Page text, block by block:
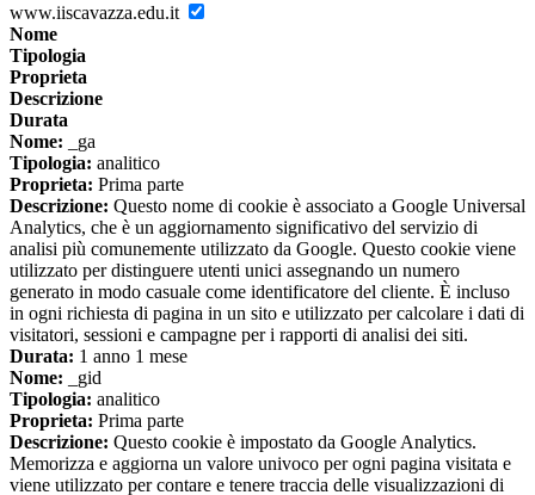
www.iiscavazza.edu.it
Nome
Tipologia
Proprieta
Descrizione
Durata
Nome: _ga
Tipologia: analitico
Proprieta: Prima parte
Descrizione: Questo nome di cookie è associato a Google Universal
Analytics, che è un aggiornamento significativo del servizio di
analisi più comunemente utilizzato da Google. Questo cookie viene
utilizzato per distinguere utenti unici assegnando un numero
generato in modo casuale come identificatore del cliente. È incluso
in ogni richiesta di pagina in un sito e utilizzato per calcolare i dati di
visitatori, sessioni e campagne per i rapporti di analisi dei siti.
Durata: 1 anno 1 mese
Nome: _gid
Tipologia: analitico
Proprieta: Prima parte
Descrizione: Questo cookie è impostato da Google Analytics.
Memorizza e aggiorna un valore univoco per ogni pagina visitata e
viene utilizzato per contare e tenere traccia delle visualizzazioni di